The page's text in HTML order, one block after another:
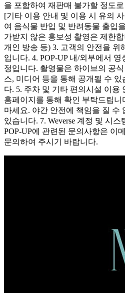
을 포함하여 재판매 불가할 정도
[기타 이용 안내 및 이용 시 유의
여 음식물 반입 및 반려동물 출입
가받지 않은 홍보성 촬영은 제한
개인 방송 등) 3. 고객의 안전을 위
입니다. 4. POP-UP 내/외부에서
정입니다. 촬영물은 하이브의 공
스, 미디어 등을 통해 공개될 수 있
다. 5. 주차 및 기타 편의시설 이용
홈페이지를 통해 확인 부탁드립니
마세요. 야간 안전에 책임을 질 수
있습니다. 7. Weverse 계정 및 시
POP-UP에 관련된 문의사항은 이
문의하여 주시기 바랍니다.